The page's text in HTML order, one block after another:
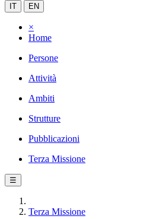
IT EN
×
Home
Persone
Attività
Ambiti
Strutture
Pubblicazioni
Terza Missione
☰
Terza Missione